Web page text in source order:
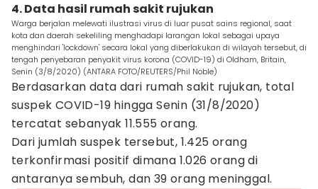
4. Data hasil rumah sakit rujukan
Warga berjalan melewati ilustrasi virus di luar pusat sains regional, saat
kota dan daerah sekeliling menghadapi larangan lokal sebagai upaya
menghindari 'lockdown' secara lokal yang diberlakukan di wilayah tersebut, di
tengah penyebaran penyakit virus korona (COVID-19) di Oldham, Britain,
Senin (3/8/2020) (ANTARA FOTO/REUTERS/Phil Noble)
Berdasarkan data dari rumah sakit rujukan, total
suspek COVID-19 hingga Senin (31/8/2020)
tercatat sebanyak 11.555 orang.
Dari jumlah suspek tersebut, 1.425 orang
terkonfirmasi positif dimana 1.026 orang di
antaranya sembuh, dan 39 orang meninggal.